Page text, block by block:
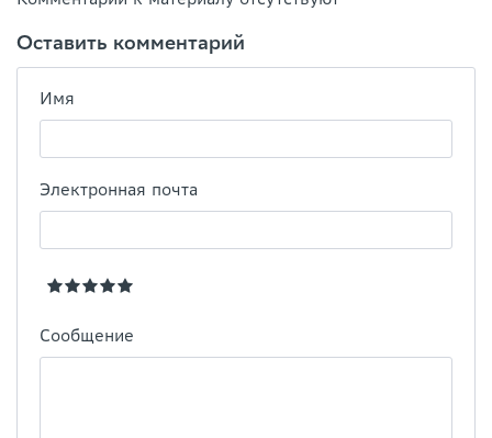
Оставить комментарий
Имя
Электронная почта
Сообщение